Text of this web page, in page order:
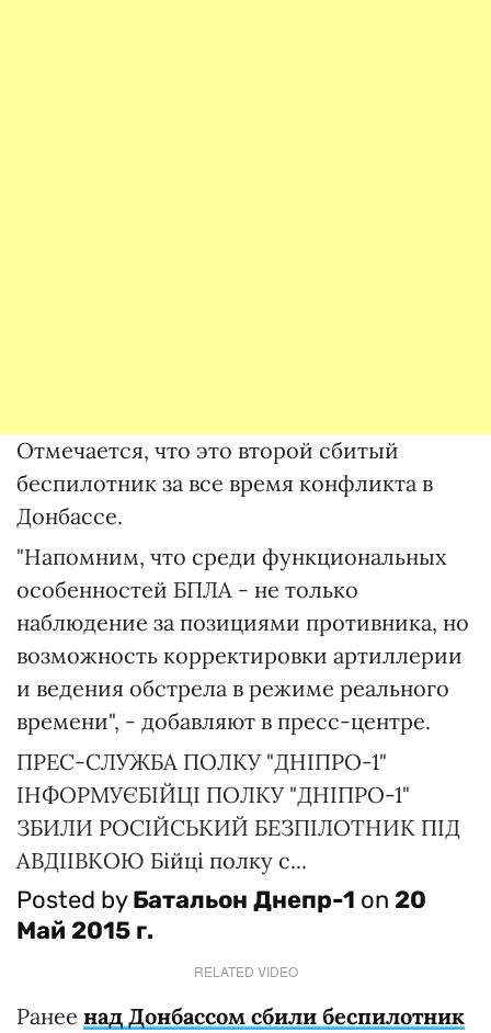
Отмечается, что это второй сбитый
беспилотник за все время конфликта в
Донбассе.
"Напомним, что среди функциональных
особенностей БПЛА - не только
наблюдение за позициями противника, но
возможность корректировки артиллерии
и ведения обстрела в режиме реального
времени", - добавляют в пресс-центре.
ПРЕС-СЛУЖБА ПОЛКУ "ДНІПРО-1"
ІНФОРМУЄБІЙЦІ ПОЛКУ "ДНІПРО-1"
ЗБИЛИ РОСІЙСЬКИЙ БЕЗПІЛОТНИК ПІД
АВДІІВКОЮ Бійці полку с...
Posted byБатальон Днепр-1 on 20
Май 2015 г.
RELATED VIDEO
Ранее над Донбассом сбили беспилотник